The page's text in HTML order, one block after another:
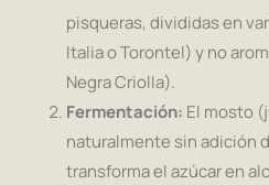
pisqueras, divididas en
Italia o Torontel) y no
Negra Criolla).
Fermentación: El mosto
naturalmente sin adición
transforma el azúcar en